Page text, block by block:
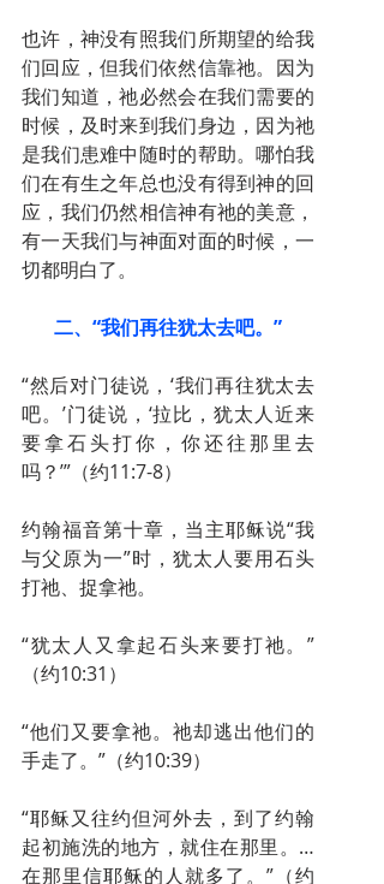
也许，神没有照我们所期望的给我
们回应，但我们依然信靠祂。因为
我们知道，祂必然会在我们需要的
时候，及时来到我们身边，因为祂
是我们患难中随时的帮助。哪怕我
们在有生之年总也没有得到神的回
应，我们仍然相信神有祂的美意，
有一天我们与神面对面的时候，一
切都明白了。
二、“我们再往犹太去吧。”
“然后对门徒说，‘我们再往犹太去
吧。’门徒说，‘拉比，犹太人近来
要拿石头打你，你还往那里去
吗？’”（约11:7-8）
约翰福音第十章，当主耶稣说“我
与父原为一”时，犹太人要用石头
打祂、捉拿祂。
“犹太人又拿起石头来要打祂。”
（约10:31）
“他们又要拿祂。祂却逃出他们的
手走了。”（约10:39）
“耶稣又往约但河外去，到了约翰
起初施洗的地方，就住在那里。…
在那里信耶稣的人就多了。”（约